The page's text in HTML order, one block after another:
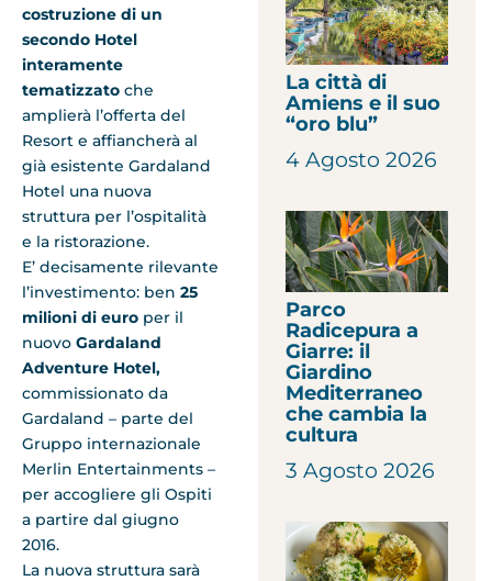
costruzione di un
secondo Hotel
interamente
tematizzato che
amplierà l’offerta del
Resort e affiancherà al
già esistente Gardaland
Hotel una nuova
struttura per l’ospitalità
e la ristorazione.
E’ decisamente rilevante
l’investimento: ben 25
milioni di euro per il
nuovo Gardaland
Adventure Hotel,
commissionato da
Gardaland – parte del
Gruppo internazionale
Merlin Entertainments –
per accogliere gli Ospiti
a partire dal giugno
2016.
La nuova struttura sarà
La città di
Amiens e il suo
“oro blu”
4 Agosto 2026
Parco
Radicepura a
Giarre: il
Giardino
Mediterraneo
che cambia la
cultura
3 Agosto 2026